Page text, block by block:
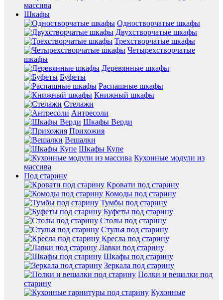
массива
Шкафы
Одностворчатые шкафы
Двухстворчатые шкафы
Трехстворчатые шкафы
Четырехстворчатые
шкафы
Деревянные шкафы
Буфеты
Распашные шкафы
Книжный шкафы
Стелажи
Антресоли
Шкафы Верди
Прихожия
Вешалки
Шкафы Купе
Кухонные модули из
массива
Под старину
Кровати под старину
Комоды под старину
Тумбы под старину
Буфеты под старину
Столы под старину
Стулья под старину
Кресла под старину
Лавки под старину
Шкафы под старину
Зеркала под старину
Полки и вешалки под
старину
Кухонные